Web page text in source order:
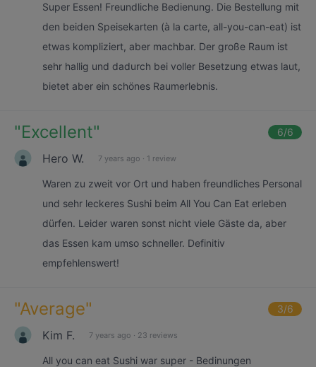
Super Essen! Freundliche Bedienung. Die Bestellung mit
den beiden Speisekarten (à la carte, all-you-can-eat) ist
etwas kompliziert, aber machbar. Der große Raum ist
sehr hallig und dadurch bei voller Besetzung etwas laut,
bietet aber ein schönes Raumerlebnis.
"Excellent" 6/6
Hero W. 7 years ago · 1 review
Waren zu zweit vor Ort und haben freundliches Personal
und sehr leckeres Sushi beim All You Can Eat erleben
dürfen. Leider waren sonst nicht viele Gäste da, aber
das Essen kam umso schneller. Definitiv
empfehlenswert!
"Average" 3/6
Kim F. 7 years ago · 23 reviews
All you can eat Sushi war super - Bedinungen